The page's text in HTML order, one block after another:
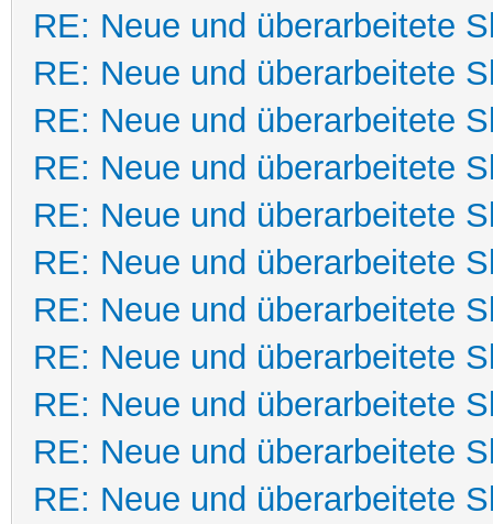
RE: Neue und überarbeitete
RE: Neue und überarbeitete
RE: Neue und überarbeitete
RE: Neue und überarbeitete
RE: Neue und überarbeitete
RE: Neue und überarbeitete
RE: Neue und überarbeitete
RE: Neue und überarbeitete
RE: Neue und überarbeitete
RE: Neue und überarbeitete
RE: Neue und überarbeitete